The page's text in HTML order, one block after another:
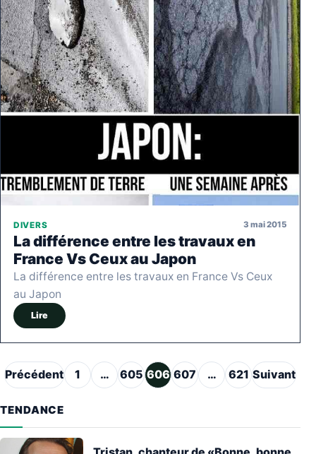
DIVERS 3 mai 2015
La différence entre les travaux en
France Vs Ceux au Japon
La différence entre les travaux en France Vs Ceux
au Japon
Lire
Pagination des publications
Précédent 1 … 605 606 607 … 621 Suivant
TENDANCE